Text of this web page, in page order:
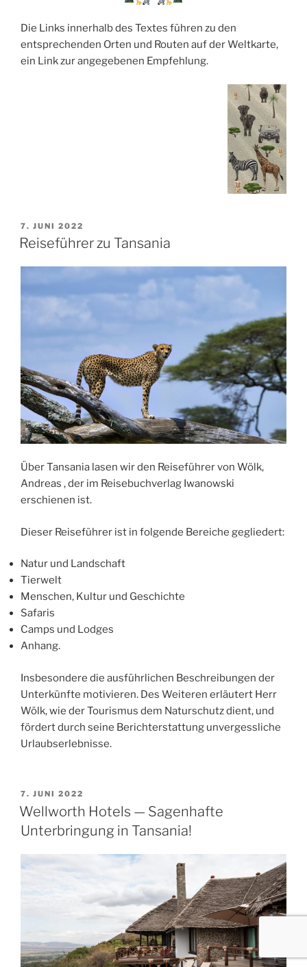
Die Links innerhalb des Textes führen zu den
entsprechenden Orten und Routen auf der Weltkarte,
ein Link zur angegebenen Empfehlung.
VERÖFFENTLICHT
AM
7. JUNI 2022
Reiseführer zu Tansania
Über Tansania lasen wir den Reiseführer von Wölk,
Andreas , der im Reisebuchverlag Iwanowski
erschienen ist.
Dieser Reiseführer ist in folgende Bereiche gegliedert:
Natur und Landschaft
Tierwelt
Menschen, Kultur und Geschichte
Safaris
Camps und Lodges
Anhang.
Insbesondere die ausführlichen Beschreibungen der
Unterkünfte motivieren. Des Weiteren erläutert Herr
Wölk, wie der Tourismus dem Naturschutz dient, und
fördert durch seine Berichterstattung unvergessliche
Urlaubserlebnisse.
VERÖFFENTLICHT
AM
7. JUNI 2022
Wellworth Hotels — Sagenhafte
Unterbringung in Tansania!